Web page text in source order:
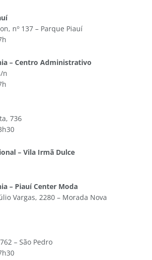
nº 137 – Parque Piauí
– Centro Administrativo
n
736
– Vila Irmã Dulce
– Piauí Center Moda
Vargas, 2280 – Morada Nova
– São Pedro